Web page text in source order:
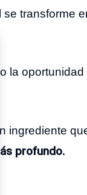
transforme
la oportunidad
ingrediente
profundo.